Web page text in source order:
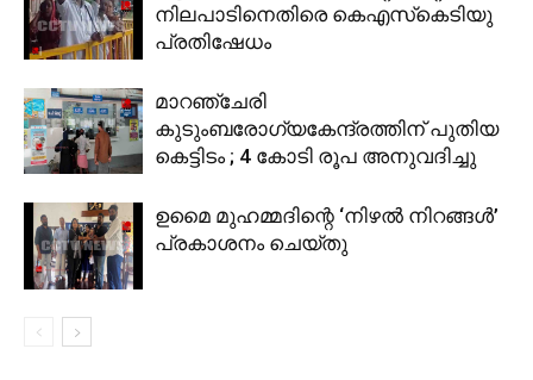
നിലപാടിനെതിരെ കെഎസ്‌കെടിയു
പ്രതിഷേധം
മാറഞ്ചേരി
കുടുംബരോഗ്യകേന്ദ്രത്തിന് പുതിയ
കെട്ടിടം ; 4 കോടി രൂപ അനുവദിച്ചു
ഉമൈ മുഹമ്മദിന്റെ ‘നിഴല്‍ നിറങ്ങള്‍’
പ്രകാശനം ചെയ്തു